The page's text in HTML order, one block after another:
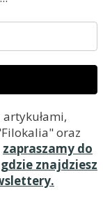
artykułami,
oraz
zapraszamy do
znajdziesz